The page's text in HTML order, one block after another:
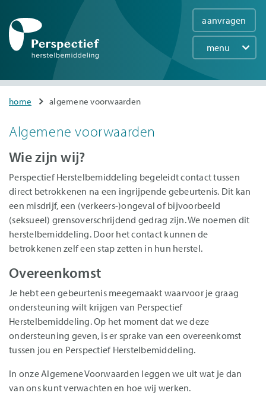
en
de
gaan
navigation
menu
aanvragen
You
here
home algemene voorwaarden
Algemene voorwaarden
Wie zijn wij?
Perspectief Herstelbemiddeling begeleidt contact tussen
direct betrokkenen na een ingrijpende gebeurtenis. Dit kan
een misdrijf, een (verkeers-)ongeval of bijvoorbeeld
(seksueel) grensoverschrijdend gedrag zijn. We noemen dit
herstelbemiddeling. Door het contact kunnen de
betrokkenen zelf een stap zetten in hun herstel.
Overeenkomst
Je hebt een gebeurtenis meegemaakt waarvoor je graag
ondersteuning wilt krijgen van Perspectief
Herstelbemiddeling. Op het moment dat we deze
ondersteuning geven, is er sprake van een overeenkomst
tussen jou en Perspectief Herstelbemiddeling.
In onze Algemene Voorwaarden leggen we uit wat je dan
van ons kunt verwachten en hoe wij werken.